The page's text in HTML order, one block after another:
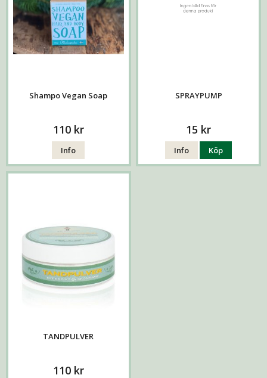
Shampo Vegan Soap
110 kr
Info
SPRAYPUMP
15 kr
Info Köp
TANDPULVER
110 kr